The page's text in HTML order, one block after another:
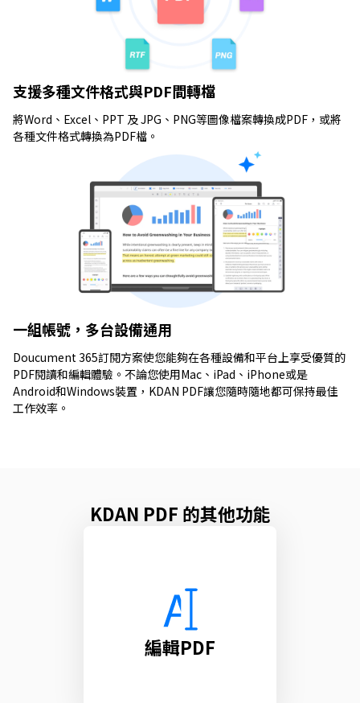
支援多種文件格式與PDF間轉檔
將Word、Excel、PPT 及 JPG、PNG等圖像檔案轉換成PDF，或將
各種文件格式轉換為PDF檔。
一組帳號，多台設備通用
Doucument 365訂閱方案使您能夠在各種設備和平台上享受優質的
PDF閱讀和編輯體驗。不論您使用Mac、iPad、iPhone或是
Android和Windows裝置，KDAN PDF讓您隨時隨地都可保持最佳
工作效率。
KDAN PDF 的其他功能
編輯PDF